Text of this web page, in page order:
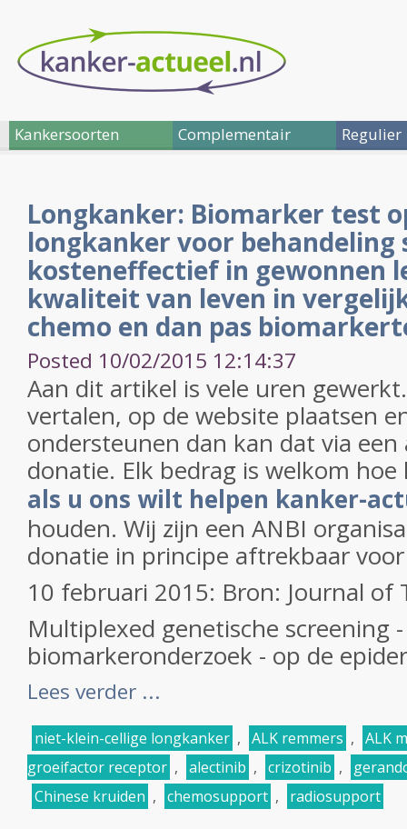
Kankersoorten Complementair Regulier
Longkanker: Biomarker test
longkanker voor behandeling
kosteneffectief in gewonnen
kwaliteit van leven in
chemo en dan pas
Posted 10/02/2015 12:14:37
Aan dit artikel is vele uren
vertalen, op de website plaatsen
ondersteunen dan kan dat via
donatie. Elk bedrag is welkom
als u ons wilt helpen kanker-
houden. Wij zijn een ANBI
donatie in principe aftrekbaar
10 februari 2015: Bron: Journal of
Multiplexed genetische screening -
biomarkeronderzoek - op de
Lees verder ...
niet-klein-cellige longkanker , ALK remmers , ALK
groeifactor receptor , alectinib , crizotinib ,
Chinese kruiden , chemosupport , radiosupport